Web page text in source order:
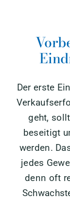
Der erste
geht,
beseitigt
werden.
jedes
denn oft